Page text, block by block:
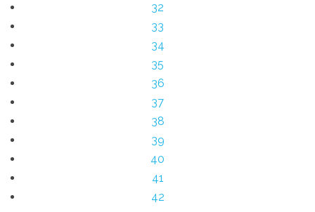
32
33
34
35
36
37
38
39
40
41
42